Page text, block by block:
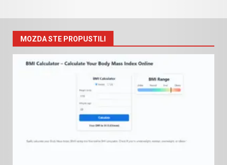
MOZDA STE PROPUSTILI